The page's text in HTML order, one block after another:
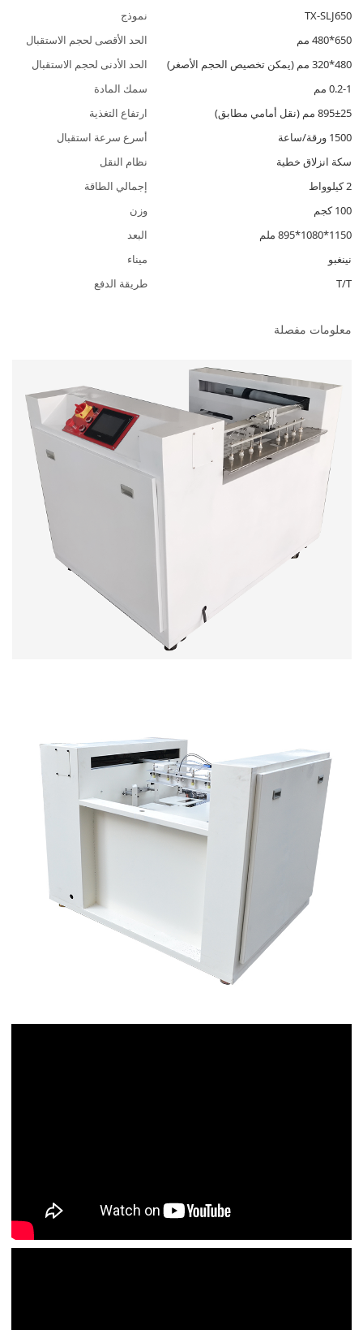
نموذج
TX-SLJ650
الحد الأقصى لحجم الاستقبال
650*480 مم
الحد الأدنى لحجم الاستقبال
480*320 مم (يمكن تخصيص الحجم الأصغر)
سمك المادة
0.2-1 مم
ارتفاع التغذية
895±25 مم (نقل أمامي مطابق)
أسرع سرعة استقبال
1500 ورقة/ساعة
نظام النقل
سكة انزلاق خطية
إجمالي الطاقة
2 كيلوواط
وزن
100 كجم
البعد
1150*1080*895 ملم
ميناء
نينغبو
طريقة الدفع
T/T
معلومات مفصلة